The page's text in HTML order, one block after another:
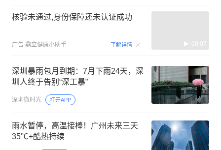
核验未通过,身份保障还未认证成功
广告 鼎立健康小助手 了解详情 00:07
深圳暴雨包月到期：7月下雨24天，深
圳人终于告别“深工暴”
深圳微时光 打开APP
雨水暂停，高温接棒！广州未来三天
35℃+酷热持续